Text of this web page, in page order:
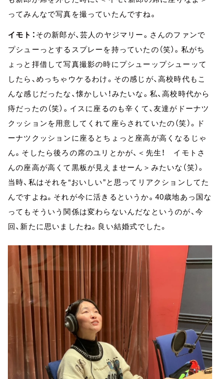
ってみんなで写真を撮っていたんですね。
イモト： その新郎が、芸人のヤジマリー。さんのファンで
プシューっとするスプレーを持っていたの（笑）。私がち
ょっと拝借して写真撮影の時にプシューップシューッて
したら、めっちゃウケるわけ。その感じが、高校時代もこ
んな感じだったな、懐かしい！みたいな。私、高校時代から
痔だったの（笑）。イスに座るのも辛くて、友達がドーナツ
クッションを用意してくれて座らされていたの（笑）。ド
ーナツクッションに座るとちょっと座高が高くなるじゃ
ん。そしたら後ろの席のユリとかが、＜先生！ イモトさ
んの座高が高くて黒板が見えませーん＞みたいな（笑）。
当時、私はそれを“おいしい”と思ってリアクションしてた
んですよね。それが今に活きるというか。40歳地あっ国な
ってもそういう関係は変わらないんだなというのが、今
回、新たに思いましたね。良い結婚式でした。